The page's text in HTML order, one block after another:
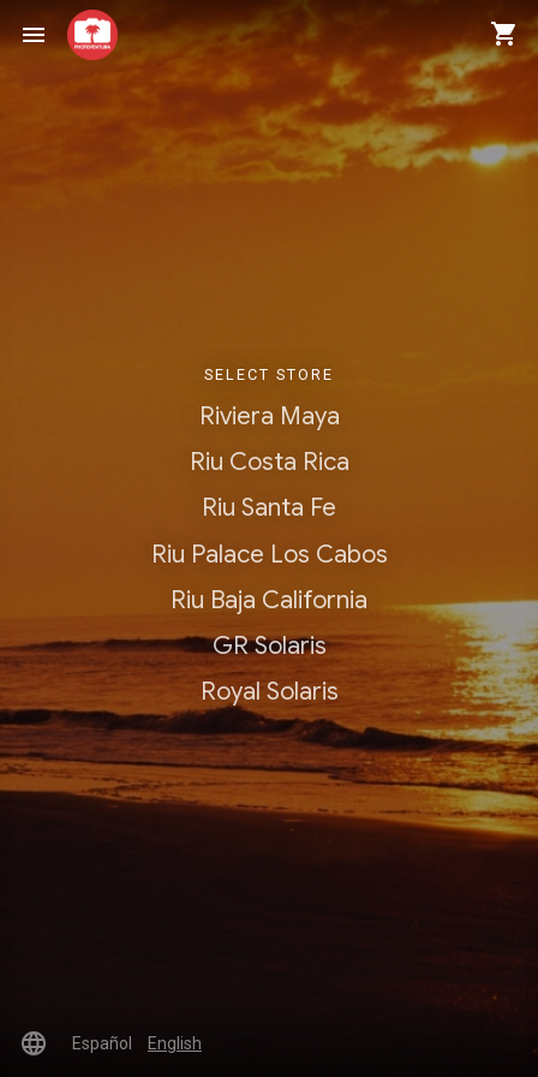
menu shopping_cart
SELECT STORE
Riviera Maya
Riu Costa Rica
Riu Santa Fe
Riu Palace Los Cabos
Riu Baja California
GR Solaris
Royal Solaris
language Español English